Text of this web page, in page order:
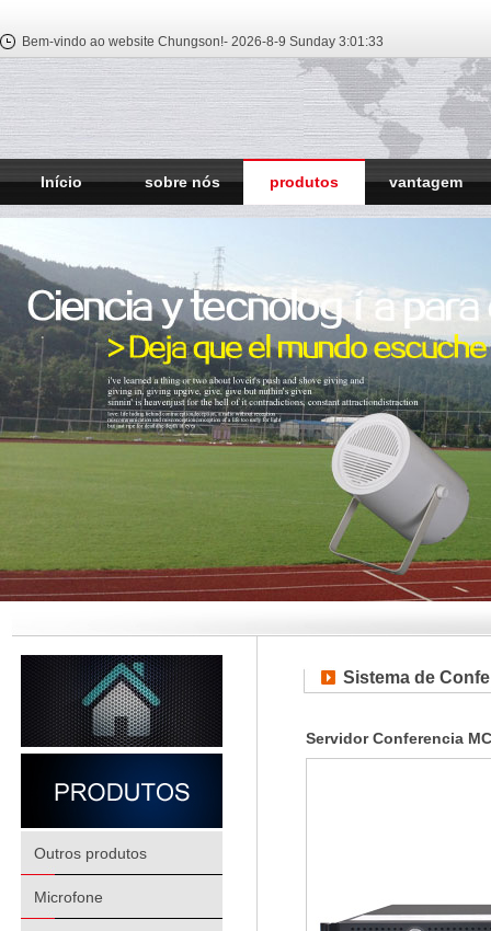
Bem-vindo ao website Chungson!- 2026-8-9 Sunday 3:01:33
Início sobre nós produtos vantagem
Outros produtos
Microfone
Sistema de
Servidor Conferencia